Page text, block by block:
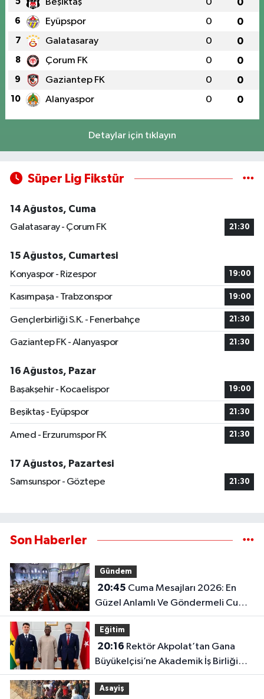
6 Eyüpspor 0 0
7 Galatasaray 0 0
8 Çorum FK 0 0
9 Gaziantep FK 0 0
10 Alanyaspor 0 0
Detaylar için tıklayın
Süper Lig Fikstür
14 Ağustos, Cuma
Galatasaray - Çorum FK
21:30
15 Ağustos, Cumartesi
Konyaspor - Rizespor
19:00
Kasımpaşa - Trabzonspor 19:00
Gençlerbirliği S.K. - Fenerbahçe 21:30
Gaziantep FK - Alanyaspor 21:30
16 Ağustos, Pazar
Başakşehir - Kocaelispor
19:00
Beşiktaş - Eyüpspor 21:30
Amed - Erzurumspor FK 21:30
17 Ağustos, Pazartesi
Samsunspor - Göztepe
21:30
Son Haberler
Gündem
20:45
Güzel Anlamlı Ve Göndermeli Cuma
Sözleri..
Eğitim
20:16
Büyükelçisi’ne Akademik İş Birliği
Ziyareti!
Asayiş